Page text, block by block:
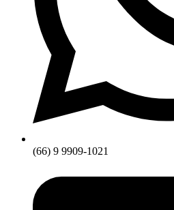
(66) 9 9909-1021